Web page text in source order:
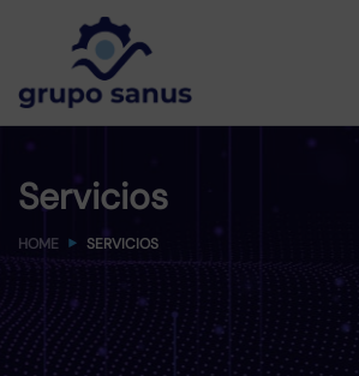
Servicios
HOME SERVICIOS